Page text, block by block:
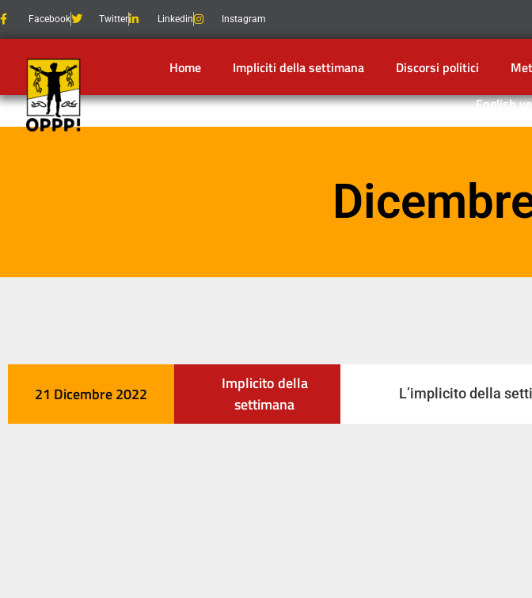
Facebook Twitter Linkedin Instagram
Home Impliciti della settimana Discorsi politici
English
21 Dicembre 2022
Implicito della
settimana
L’implicito della